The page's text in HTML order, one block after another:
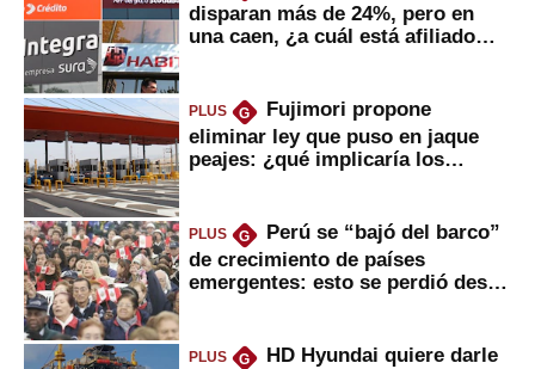
disparan más de 24%, pero en
una caen, ¿a cuál está afiliado
PLUS G
Fujimori propone
eliminar ley que puso en jaque
peajes: ¿qué implicaría los
PLUS G
Perú se “bajó del barco”
de crecimiento de países
emergentes: esto se perdió desde
PLUS G
HD Hyundai quiere darle